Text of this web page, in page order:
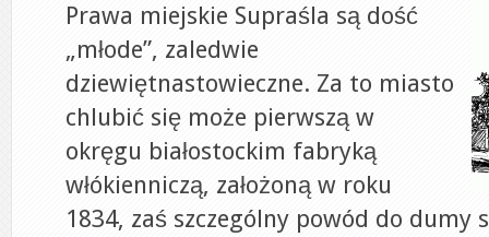
Prawa miejskie Supraśla są dość
„młode”, zaledwie
dziewiętnastowieczne. Za to miasto
chlubić się może pierwszą w
okręgu białostockim fabryką
włókienniczą, założoną w roku
1834, zaś szczególny powód do dumy